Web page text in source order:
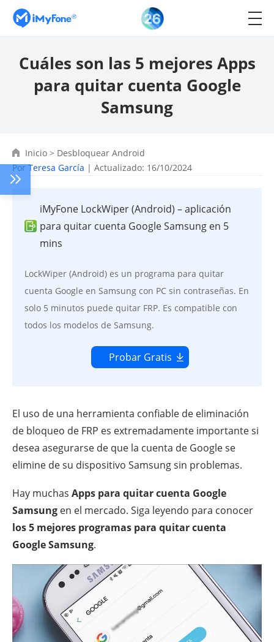
Cuáles son las 5 mejores Apps
para quitar cuenta Google
Samsung
Inicio > Desbloquear Android
PorTeresa García | Actualizado: 16/10/2024
iMyFone LockWiper (Android) – aplicación
para quitar cuenta Google Samsung en 5
mins
LockWiper (Android) es un programa para quitar
cuenta Google en Samsung con PC sin contraseñas. En
solo 5 minutos puede quitar FRP. Es compatible con
todos los modelos de Samsung.
Probar Gratis
El uso de una herramienta confiable de eliminación
de bloqueo de FRP es extremadamente importante si
desea asegurarse de que la cuenta de Google se
elimine de su dispositivo Samsung sin problemas.
Hay muchas Apps para quitar cuenta Google
Samsung en el mercado. Siga leyendo para conocer
los 5 mejores programas para quitar cuenta
Google Samsung.